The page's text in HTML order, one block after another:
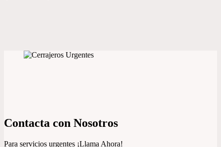
Contacta con Nosotros
Para servicios urgentes ¡Llama Ahora!